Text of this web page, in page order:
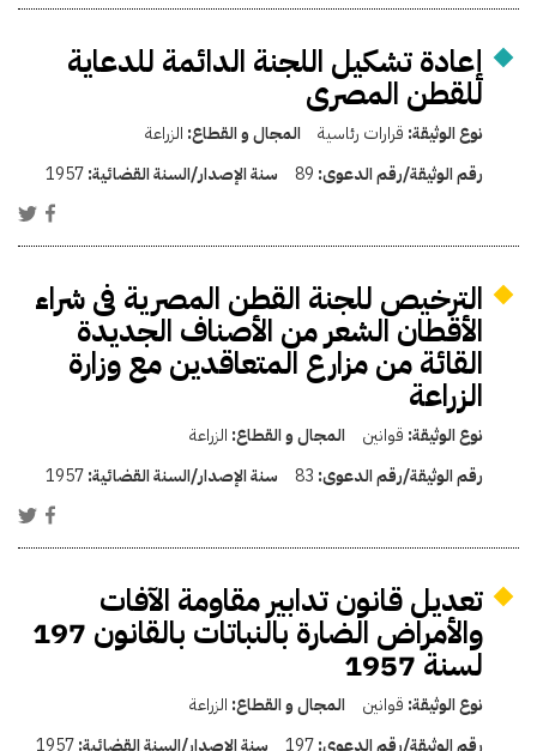
إعادة تشكيل اللجنة الدائمة للدعاية
للقطن المصرى
نوع الوثيقة: قرارات رئاسية المجال و القطاع: الزراعة
رقم الوثيقة/رقم الدعوى: 89 سنة الإصدار/السنة القضائية:1957
الترخيص للجنة القطن المصرية فى شراء
الأقطان الشعر من الأصناف الجديدة
القائة من مزارع المتعاقدين مع وزارة
الزراعة
نوع الوثيقة: قوانين المجال و القطاع: الزراعة
رقم الوثيقة/رقم الدعوى: 83 سنة الإصدار/السنة القضائية:1957
تعديل قانون تدابير مقاومة الآفات
والأمراض الضارة بالنباتات بالقانون 197
لسنة 1957
نوع الوثيقة: قوانين المجال و القطاع: الزراعة
رقم الوثيقة/رقم الدعوى:197 سنة الإصدار/السنة القضائية:1957